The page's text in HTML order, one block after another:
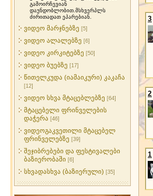
გამოირჩევიან
დაუნდობლობით.მსხვერპლს
ძირითადათ ეპარებიან.
ვიდეო მარჯნებზე [5]
ვიდეო ალალებზე [6]
ვიდეო კირკიტებზე [50]
ვიდეო ბუებზე [17]
წითელკუდა (იამაიკური) კაკაჩა
[12]
ვიდეო სხვა მტაცებლებზე [64]
მტაცებელი ფრინველების
დაჭერა [46]
ვიდეოგაკვეთილი მტაცებელ
ფრინველებზე [39]
შეჯიბრებები და ფესტივალები
ბაზიერობაში [6]
სხვადასხვა (ბაზიერული) [35]
3
2
1